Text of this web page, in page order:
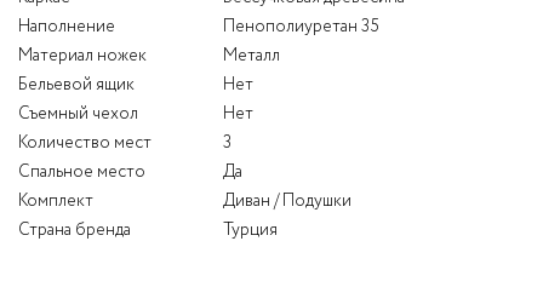
Наполнение
Пенополиуретан 35
Материал ножек
Металл
Бельевой ящик
Нет
Съемный чехол
Нет
Количество мест
3
Спальное место
Да
Комплект
Диван / Подушки
Страна бренда
Турция